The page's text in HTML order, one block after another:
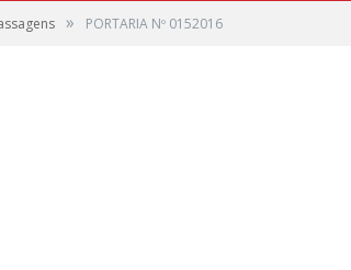
» PORTARIA Nº 0152016